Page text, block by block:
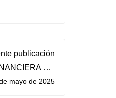
publicación
DE
mayo de 2025